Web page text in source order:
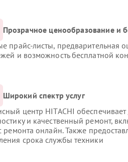
Прозрачное ценообразование и
прайс-листы, предварительная
и возможность бесплатной
Широкий спектр услуг
центр HITACHI
и качественный ремонт,
ремонта онлайн. Также
срока службы техники